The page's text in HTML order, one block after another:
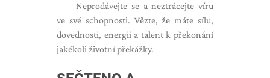
Neprodávejte se a neztrácejte víru
ve své schopnosti. Vězte, že máte sílu,
dovednosti, energii a talent k překonání
jakékoli životní překážky.